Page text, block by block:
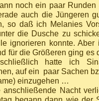
noch ein paar
auch die Jüngeren
so daß ich Melanies
die Dusche zu
ignorieren konnte.
für die Größeren ging es
hatte ich
auf ein paar Sachen
einzugehen …
anschließende Nacht